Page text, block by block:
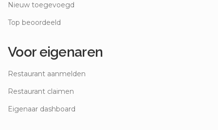
Nieuw toegevoegd
Top beoordeeld
Voor eigenaren
Restaurant aanmelden
Restaurant claimen
Eigenaar dashboard